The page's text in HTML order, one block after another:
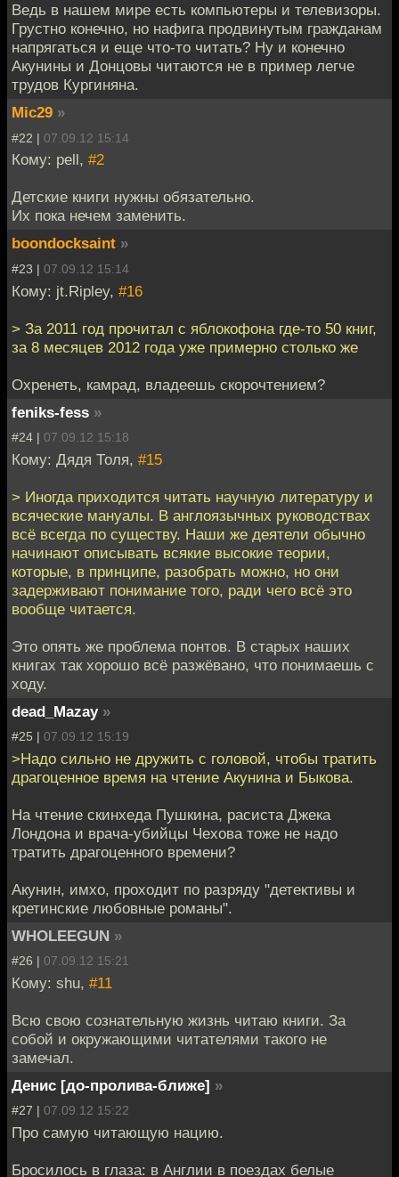
Ведь в нашем мире есть компьютеры и телевизоры.
Грустно конечно, но нафига продвинутым гражданам
напрягаться и еще что-то читать? Ну и конечно
Акунины и Донцовы читаются не в пример легче
трудов Кургиняна.
Mic29 »
#22 | 07.09.12 15:14
Кому: pell, #2
Детские книги нужны обязательно.
Их пока нечем заменить.
boondocksaint »
#23 | 07.09.12 15:14
Кому: jt.Ripley, #16
> За 2011 год прочитал с яблокофона где-то 50 книг,
за 8 месяцев 2012 года уже примерно столько же
Охренеть, камрад, владеешь скорочтением?
feniks-fess »
#24 | 07.09.12 15:18
Кому: Дядя Толя, #15
> Иногда приходится читать научную литературу и
всяческие мануалы. В англоязычных руководствах
всё всегда по существу. Наши же деятели обычно
начинают описывать всякие высокие теории,
которые, в принципе, разобрать можно, но они
задерживают понимание того, ради чего всё это
вообще читается.
Это опять же проблема понтов. В старых наших
книгах так хорошо всё разжёвано, что понимаешь с
ходу.
dead_Mazay »
#25 | 07.09.12 15:19
>Надо сильно не дружить с головой, чтобы тратить
драгоценное время на чтение Акунина и Быкова.
На чтение скинхеда Пушкина, расиста Джека
Лондона и врача-убийцы Чехова тоже не надо
тратить драгоценного времени?
Акунин, имхо, проходит по разряду "детективы и
кретинские любовные романы".
WHOLEEGUN »
#26 | 07.09.12 15:21
Кому: shu, #11
Всю свою сознательную жизнь читаю книги. За
собой и окружающими читателями такого не
замечал.
Денис [до-пролива-ближе] »
#27 | 07.09.12 15:22
Про самую читающую нацию.
Бросилось в глаза: в Англии в поездах белые